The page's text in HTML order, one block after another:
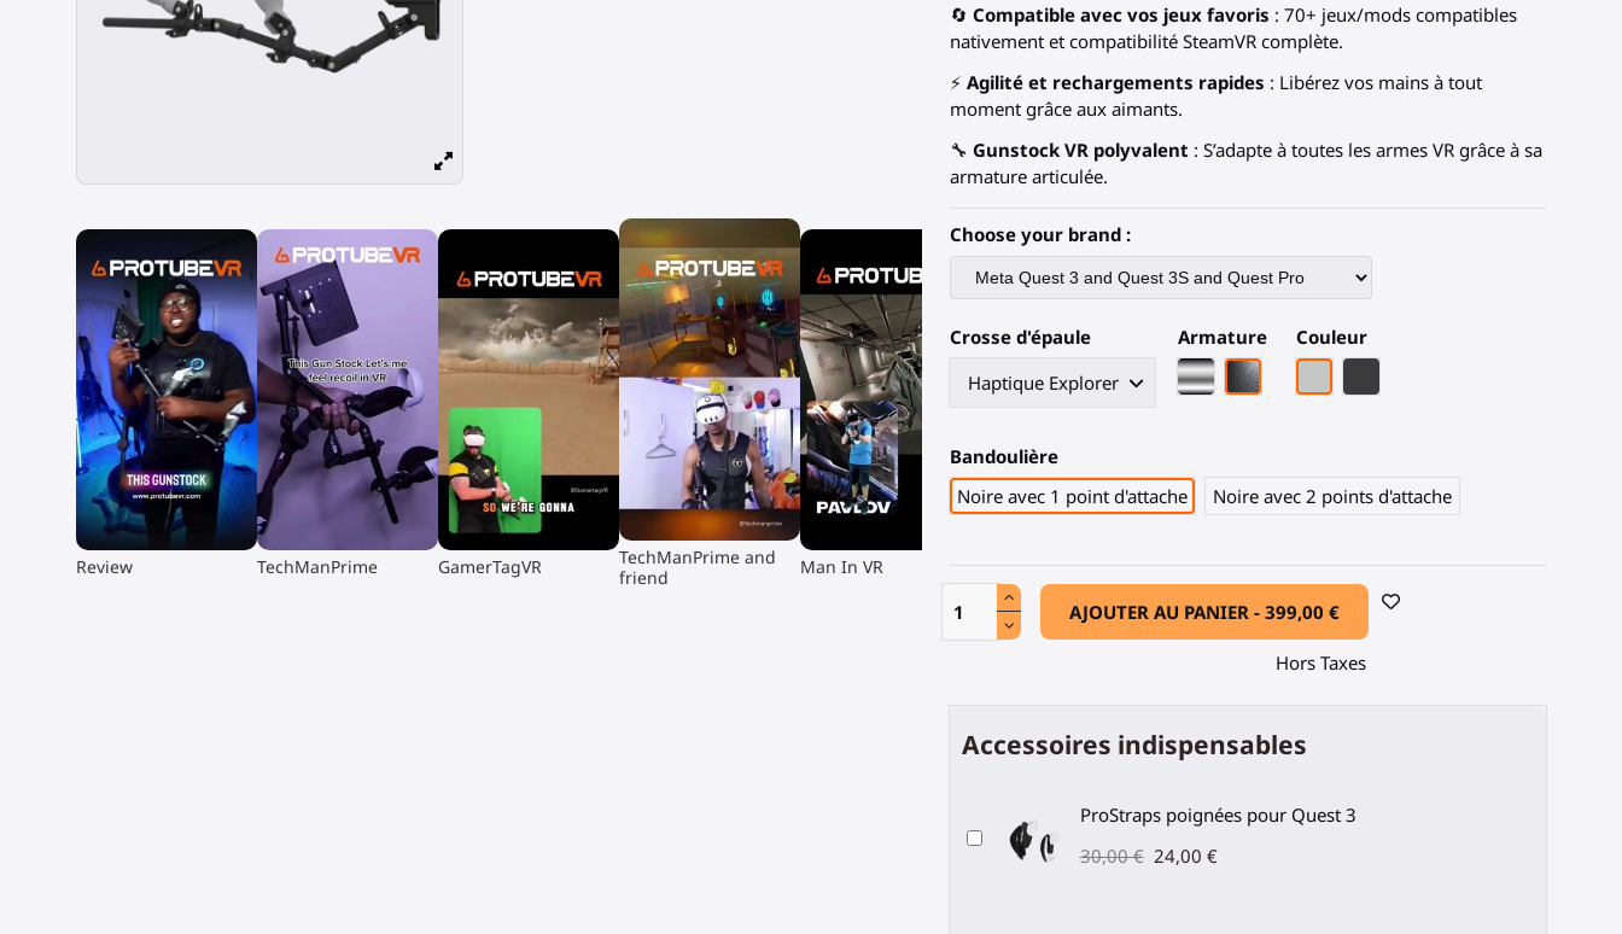
▶
Review ▶
TechManPrime ▶
GamerTagVR ▶
TechManPrime and
friend
▶
Man In VR
🔄 Compatible avec vos jeux favoris : 70+ jeux/mods compatibles
nativement et compatibilité SteamVR complète.
⚡ Agilité et rechargements rapides : Libérez vos mains à tout
moment grâce aux aimants.
🔧 Gunstock VR polyvalent : S’adapte à toutes les armes VR grâce à sa
armature articulée.
Choose your brand :
Crosse d'épaule
Armature
Armature chrome
Armature en fibre de carbone noire
Couleur
Bandoulière
Noire avec 1 point d'attache
Noire avec 2 points d'attache
AJOUTER AU PANIER -399,00 €
Hors Taxes
Accessoires indispensables
ProStraps poignées pour Quest 3
30,00 € 24,00 €